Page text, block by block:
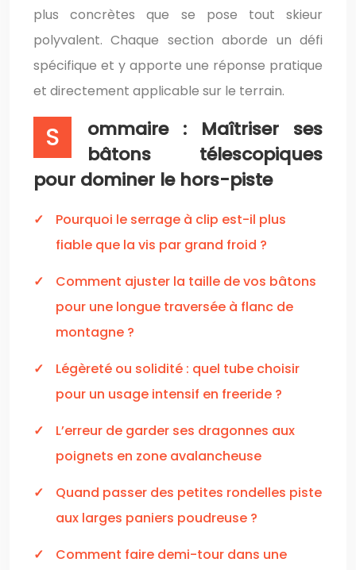
plus concrètes que se pose tout skieur
polyvalent. Chaque section aborde un défi
spécifique et y apporte une réponse pratique
et directement applicable sur le terrain.
S
ommaire : Maîtriser ses
bâtons télescopiques
pour dominer le hors-piste
Pourquoi le serrage à clip est-il plus
fiable que la vis par grand froid ?
Comment ajuster la taille de vos bâtons
pour une longue traversée à flanc de
montagne ?
Légèreté ou solidité : quel tube choisir
pour un usage intensif en freeride ?
L’erreur de garder ses dragonnes aux
poignets en zone avalancheuse
Quand passer des petites rondelles piste
aux larges paniers poudreuse ?
Comment faire demi-tour dans une